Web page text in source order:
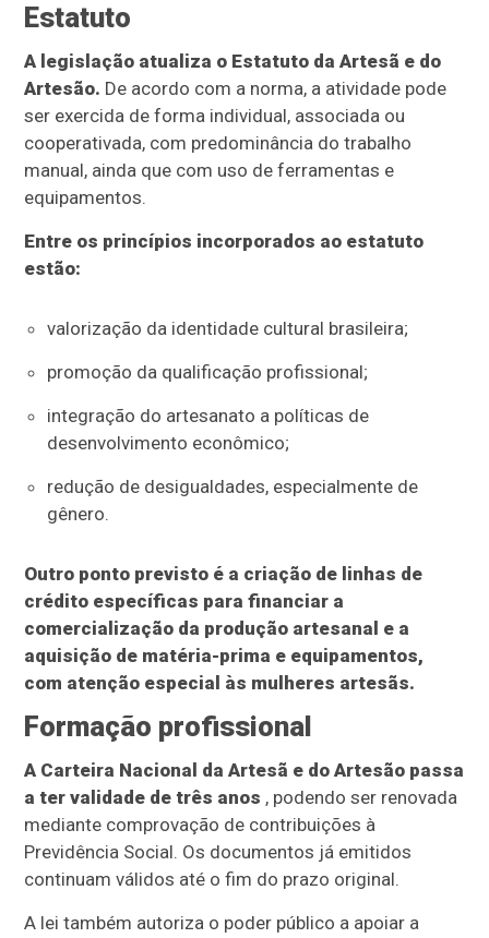
Estatuto
A legislação atualiza o Estatuto da Artesã e do
Artesão. De acordo com a norma, a atividade pode
ser exercida de forma individual, associada ou
cooperativada, com predominância do trabalho
manual, ainda que com uso de ferramentas e
equipamentos.
Entre os princípios incorporados ao estatuto
estão:
valorização da identidade cultural brasileira;
promoção da qualificação profissional;
integração do artesanato a políticas de
desenvolvimento econômico;
redução de desigualdades, especialmente de
gênero.
Outro ponto previsto é a criação de linhas de
crédito específicas para financiar a
comercialização da produção artesanal e a
aquisição de matéria-prima e equipamentos,
com atenção especial às mulheres artesãs.
Formação profissional
A Carteira Nacional da Artesã e do Artesão passa
a ter validade de três anos , podendo ser renovada
mediante comprovação de contribuições à
Previdência Social. Os documentos já emitidos
continuam válidos até o fim do prazo original.
A lei também autoriza o poder público a apoiar a